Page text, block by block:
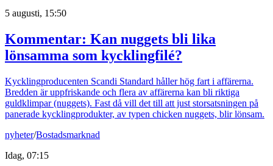
5 augusti, 15:50
Kommentar: Kan nuggets bli lika
lönsamma som kycklingfilé?
Kycklingproducenten Scandi Standard håller hög fart i affärerna.
Bredden är uppfriskande och flera av affärerna kan bli riktiga
guldklimpar (nuggets). Fast då vill det till att just storsatsningen på
panerade kycklingprodukter, av typen chicken nuggets, blir lönsam.
nyheter/Bostadsmarknad
Idag, 07:15